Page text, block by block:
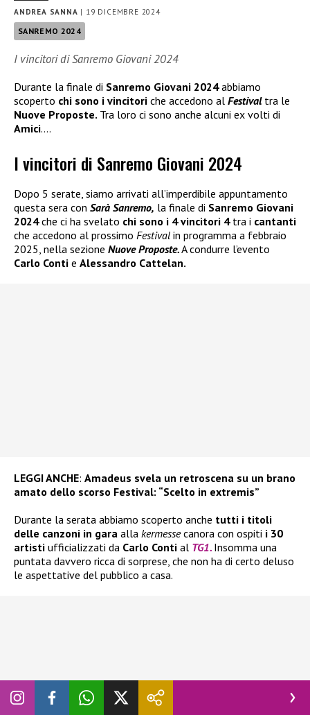
ANDREA SANNA | 19 DICEMBRE 2024
SANREMO 2024
I vincitori di Sanremo Giovani 2024
Durante la finale di Sanremo Giovani 2024abbiamo
scoperto chi sono i vincitori che accedono al Festival tra le
Nuove Proposte. Tra loro ci sono anche alcuni ex volti di
Amici….
I vincitori di Sanremo Giovani 2024
Dopo 5 serate, siamo arrivati all’imperdibile appuntamento
questa sera con Sarà Sanremo, la finale di Sanremo Giovani
2024che ci ha svelato chi sono i 4 vincitori 4 tra i cantanti
che accedono al prossimo Festival in programma a febbraio
2025, nella sezione Nuove Proposte.A condurre l’evento
Carlo Conti e Alessandro Cattelan.
LEGGI ANCHE: Amadeus svela un retroscena su un brano
amato dello scorso Festival: “Scelto in extremis”
Durante la serata abbiamo scoperto anche tutti i titoli
delle canzoni in gara alla kermessecanora con ospiti i 30
artisti ufficializzati da Carlo Conti al TG1. Insomma una
puntata davvero ricca di sorprese, che non ha di certo deluso
le aspettative del pubblico a casa.